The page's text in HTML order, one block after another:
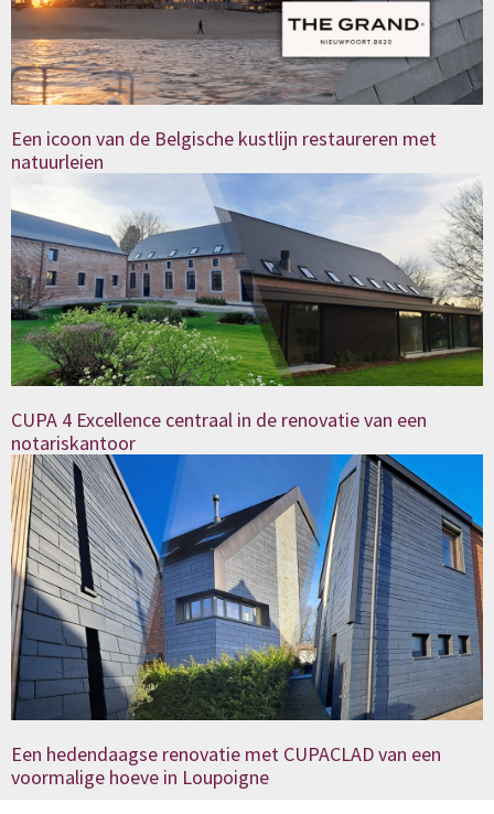
Een icoon van de Belgische kustlijn restaureren met
natuurleien
CUPA 4 Excellence centraal in de renovatie van een
notariskantoor
Een hedendaagse renovatie met CUPACLAD van een
voormalige hoeve in Loupoigne